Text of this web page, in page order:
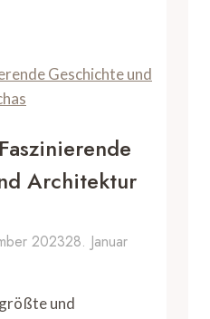
Architektur
202328. Januar
und